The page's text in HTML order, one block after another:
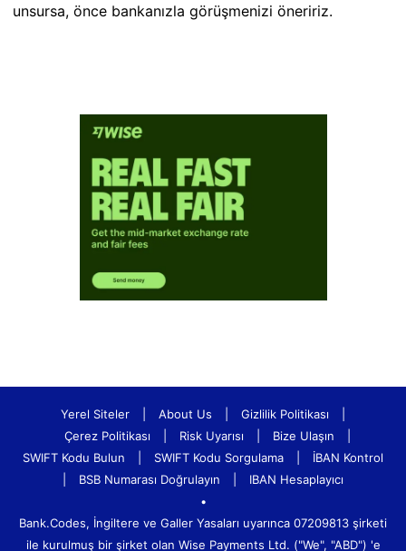
unsursa, önce bankanızla görüşmenizi öneririz.
Yerel Siteler About Us Gizlilik Politikası
Çerez Politikası
Risk Uyarısı Bize Ulaşın
SWIFT Kodu Bulun
SWIFT Kodu Sorgulama
İBAN Kontrol
BSB Numarası Doğrulayın
IBAN Hesaplayıcı
•
Bank.Codes, İngiltere ve Galler Yasaları uyarınca 07209813 şirketi
ile kurulmuş bir şirket olan Wise Payments Ltd. ("We", "ABD") 'e